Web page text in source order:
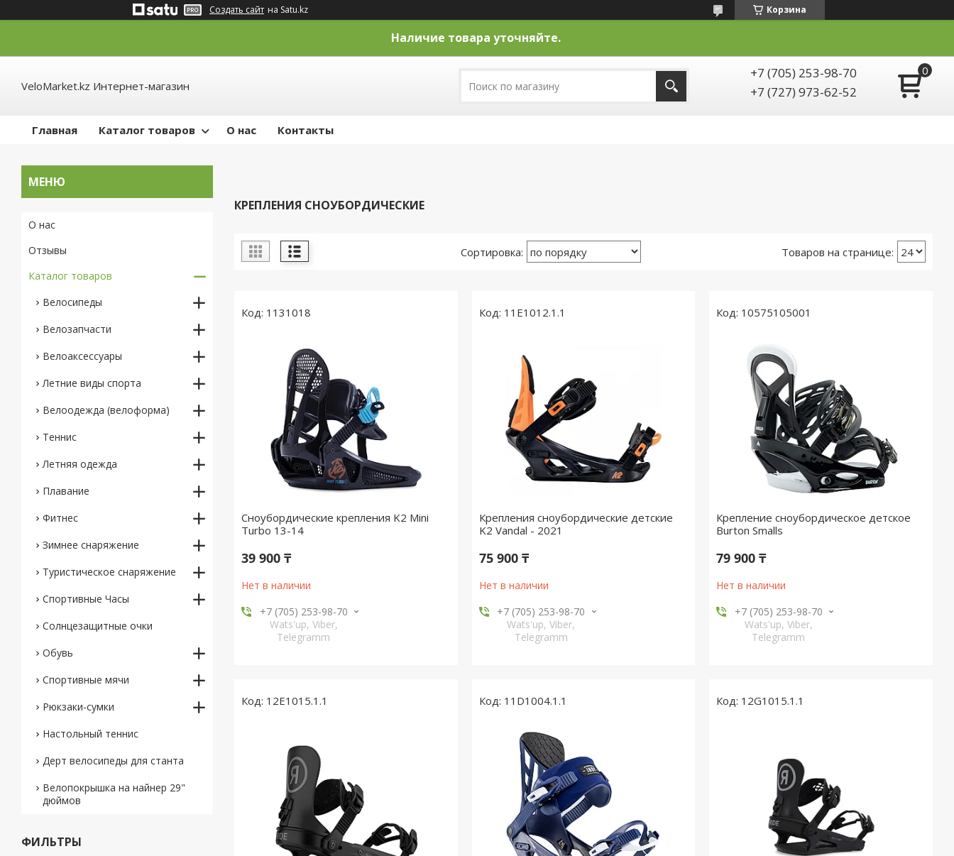
Создать сайт на Satu.kz Корзина
Наличие товара уточняйте.
VeloMarket.kz Интернет-магазин
+7 (705) 253-98-70
+7 (727) 973-62-52
Главная Каталог товаров О нас Контакты
КРЕПЛЕНИЯ СНОУБОРДИЧЕСКИЕ
1131018
Сноубордические крепления K2 Mini
Turbo 13-14
39 900 ₸
Нет в наличии
+7 (705) 253-98-70
Wats'up, Viber,
Telegramm
11E1012.1.1
Крепления сноубордические детские
K2 Vandal - 2021
75 900 ₸
Нет в наличии
+7 (705) 253-98-70
Wats'up, Viber,
Telegramm
10575105001
Крепление сноубордическое детское
Burton Smalls
79 900 ₸
Нет в наличии
+7 (705) 253-98-70
Wats'up, Viber,
Telegramm
12E1015.1.1 11D1004.1.1 12G1015.1.1
О нас
Отзывы
Каталог товаров
Велосипеды
Велозапчасти
Велоаксессуары
Летние виды спорта
Велоодежда (велоформа)
Теннис
Летняя одежда
Плавание
Фитнес
Зимнее снаряжение
Туристическое снаряжение
Спортивные Часы
Солнцезащитные очки
Обувь
Спортивные мячи
Рюкзаки-сумки
Настольный теннис
Дерт велосипеды для станта
Велопокрышка на найнер 29"
дюймов
ФИЛЬТРЫ